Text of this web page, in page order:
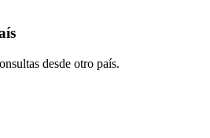
desde otro país.